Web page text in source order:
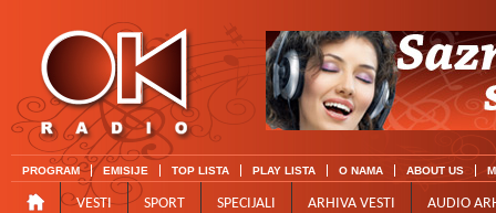
PROGRAM EMISIJE TOP LISTA PLAY LISTA O NAMA ABOUT US
VESTI SPORT SPECIJALI ARHIVA VESTI AUDIO